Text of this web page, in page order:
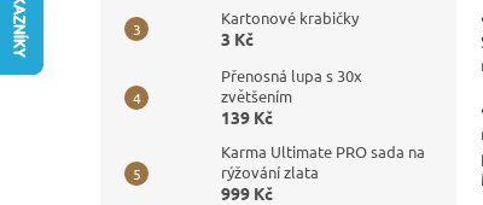
Kartonové krabičky
3 Kč
Přenosná lupa s 30x
zvětšením
139 Kč
Karma Ultimate PRO sada na
rýžování zlata
999 Kč